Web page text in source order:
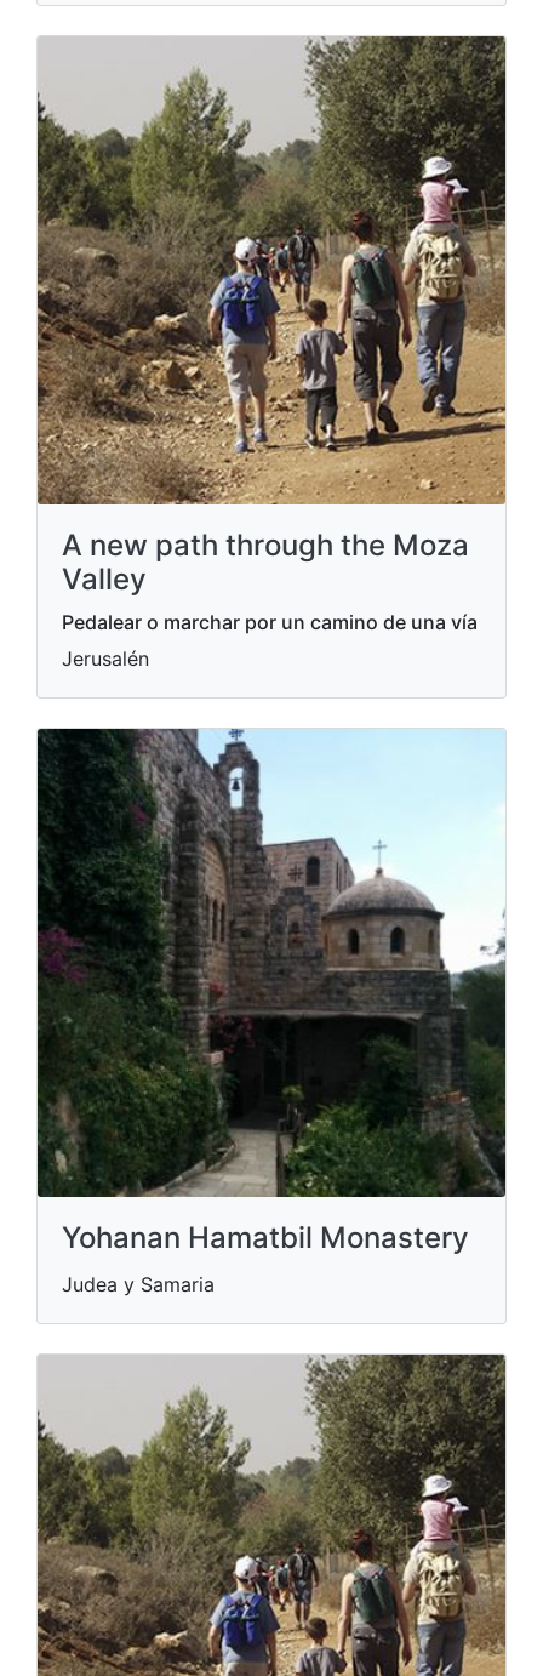
A new path through the Moza
Valley
Pedalear o marchar por un camino de una vía
Jerusalén
Yohanan Hamatbil Monastery
Judea y Samaria